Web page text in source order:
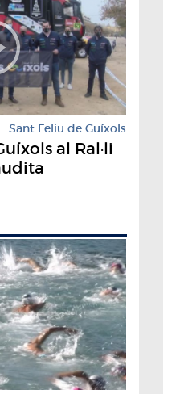
Sant Feliu de Guíxols
al Ral·li